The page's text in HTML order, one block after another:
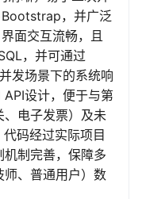
，并广泛
面交互流畅，且
，并可通过
发场景下的系统响
设计，便于与第
、电子发票）及未
码经过实际项目
制完善，保障多
师、普通用户）数